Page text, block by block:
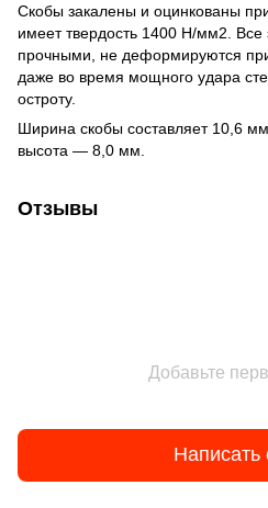
Скобы закалены и оцинкованы
имеет твердость 1400 Н/мм2.
прочными, не деформируются
даже во время мощного удара
остроту.
Ширина скобы составляет 10,6
высота — 8,0 мм.
Отзывы
Добавьте
Написать